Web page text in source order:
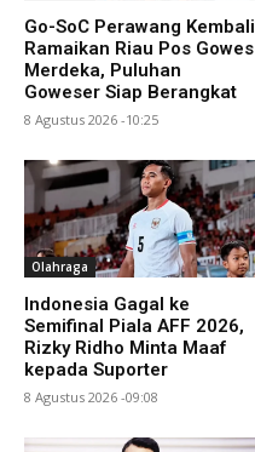
Go-SoC Perawang Kembali
Ramaikan Riau Pos Gowes
Merdeka, Puluhan
Goweser Siap Berangkat
8 Agustus 2026 -10:25
Olahraga
Indonesia Gagal ke
Semifinal Piala AFF 2026,
Rizky Ridho Minta Maaf
kepada Suporter
8 Agustus 2026 -09:08